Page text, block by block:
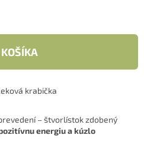
krabička
– štvorlístok zdobený
energiu a kúzlo